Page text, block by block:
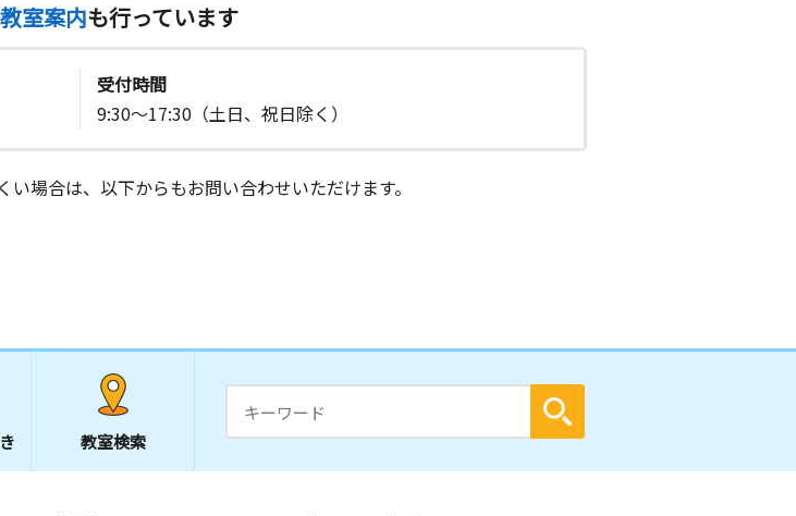
室案内も行っています
受付時間
9:30～17:30（土日、祝日除く）
場合は、以下からもお問い合わせいただけます。
教室検索